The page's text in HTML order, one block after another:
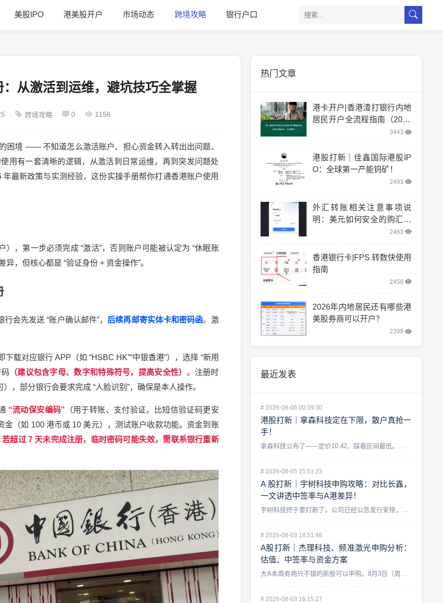
美股IPO 港美股开户 市场动态 跨境攻略 银行户口
从激活到运维，避坑技巧全掌握
跨境攻略 0 1156
困境 —— 不知道怎么激活账户、担心资金转入转出出问题、
用有一套清晰的逻辑，从激活到日常运维，再到突发问题处
年最新政策与实测经验，这份实操手册帮你打通香港账户使用
），第一步必须完成“激活”，否则账户可能被认定为 “休眠账
异，但核心都是 “验证身份+ 资金操作”。
行会先发送 “账户确认邮件”， 后续再邮寄实体卡和密码函。激
下载对应银行 APP （如 “HSBC HK”“中银香港”），选择 “新用
（建议包含字母、数字和特殊符号，提高安全性） 。注册时
），部分银行会要求完成“人脸识别 ”，确保是本人操作。
“流动保安编码” （用于转账、支付验证，比短信验证码更安
金（如 100 港币或 10 美元），测试账户收款功能。资金到账
若超过7 天未完成注册，临时密码可能失效，需联系银行重新
热门文章
港卡开户|香港渣打银行内地
居民开户全流程指南（2025
3443
港股打新｜佳鑫国际港股IP
O：全球第一产能钨矿！
2493
外汇转账相关注意事项说
明：美元如何安全的购汇和
2463
香港银行卡|FPS 转数快使用
指南
2458
2026年内地居民还有哪些港
美股券商可以开户？
2399
最近发表
# 2026-08-06 00:39:30
港股打新｜拿森科技定在下限，散户真抢一
手！
拿森科技公布了——定价10.42，踩着区间最低。...
# 2026-08-05 15:51:23
A 股打新｜宇树科技申购攻略：对比长鑫，
一文讲透中签率与A港差异！
# 2026-08-03 18:51:48
A股打新｜杰理科技、频准激光申购分析：
估值、中签率与资金方案
# 2026-08-03 16:15:27